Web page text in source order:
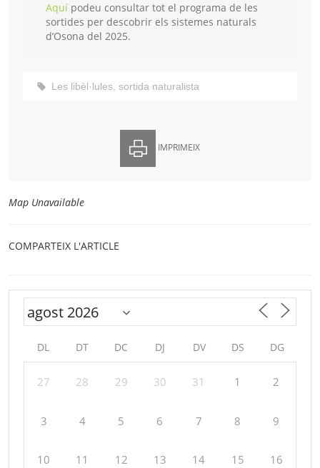
Aquí podeu consultar tot el programa de les
sortides per descobrir els sistemes naturals
d’Osona del 2025.
Les libèl·lules, sortida naturalista
IMPRIMEIX
Map Unavailable
COMPARTEIX L'ARTICLE
DL DT DC DJ DV DS DG
27 28 29 30 31 1 2
3 4 5 6 7 8 9
10 11 12 13 14 15 16